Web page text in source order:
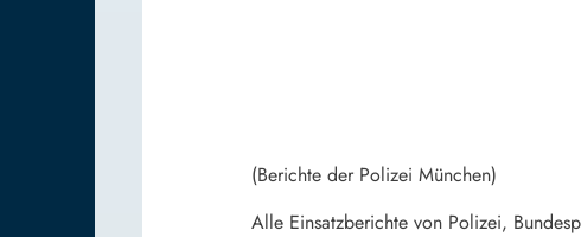
(Berichte der Polizei München)
Alle Einsatzberichte von Polizei,